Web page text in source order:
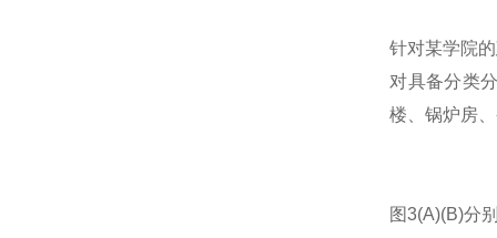
针对某学院
对具备分类
楼、锅炉房
图3(A)(B)分